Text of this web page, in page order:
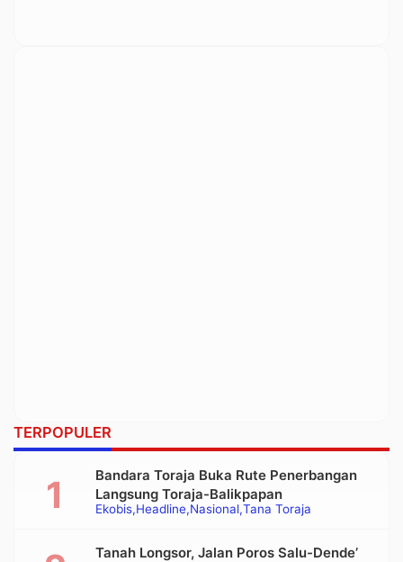
TERPOPULER
Ekobis Headline Nasional Tana Toraja
Bandara Toraja Buka Rute Penerbangan
Langsung Toraja-Balikpapan
Tanah Longsor, Jalan Poros Salu-Dende’